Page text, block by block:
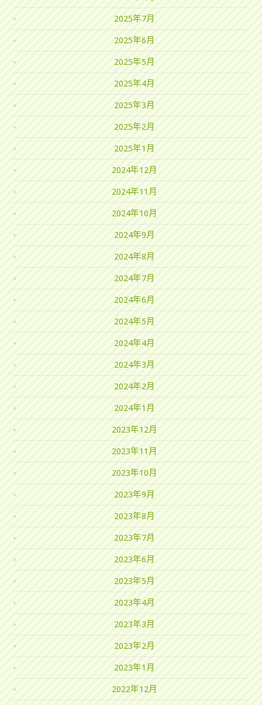
2025年7月
2025年6月
2025年5月
2025年4月
2025年3月
2025年2月
2025年1月
2024年12月
2024年11月
2024年10月
2024年9月
2024年8月
2024年7月
2024年6月
2024年5月
2024年4月
2024年3月
2024年2月
2024年1月
2023年12月
2023年11月
2023年10月
2023年9月
2023年8月
2023年7月
2023年6月
2023年5月
2023年4月
2023年3月
2023年2月
2023年1月
2022年12月